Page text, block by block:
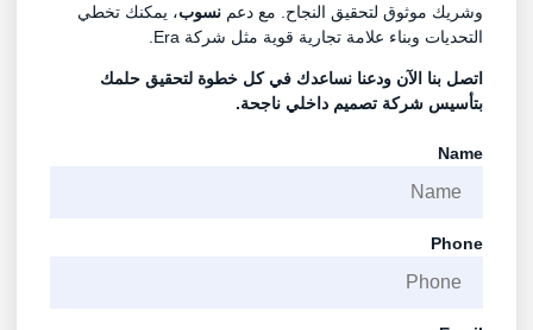
وشريك موثوق لتحقيق النجاح. مع دعمنسوب، يمكنك تخطي
التحديات وبناء علامة تجارية قوية مثل شركة Era.
اتصل بنا الآن ودعنا نساعدك في كل خطوة لتحقيق حلمك
بتأسيس شركة تصميم داخلي ناجحة.
Name
Phone